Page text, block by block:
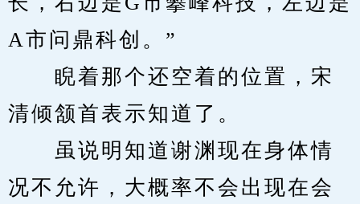
A市问鼎科创。”
睨着那个还空着的位置，宋
清倾颔首表示知道了。
虽说明知道谢渊现在身体情
况不允许，大概率不会出现在会